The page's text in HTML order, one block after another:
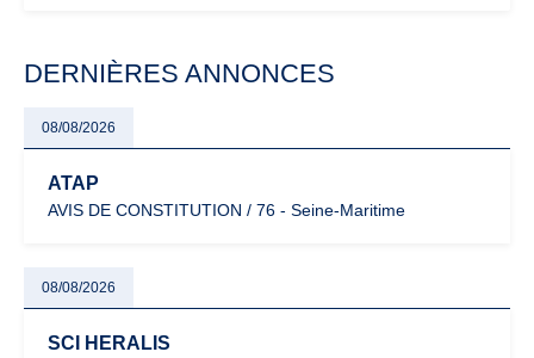
DERNIÈRES ANNONCES
08/08/2026
ATAP
AVIS DE CONSTITUTION / 76 - Seine-Maritime
08/08/2026
SCI HERALIS